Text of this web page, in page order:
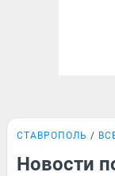
СТАВРОПОЛЬ
Новости